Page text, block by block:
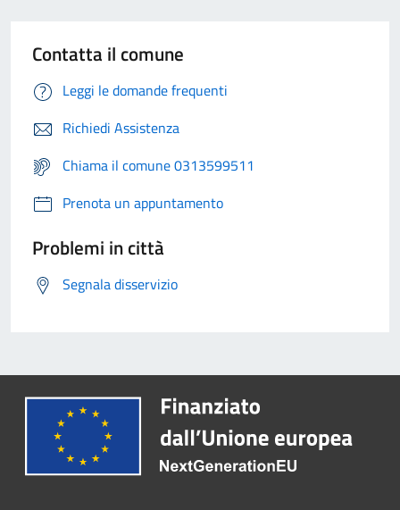
Contatta il comune
Leggi le domande frequenti
Richiedi Assistenza
Chiama il comune 0313599511
Prenota un appuntamento
Problemi in città
Segnala disservizio